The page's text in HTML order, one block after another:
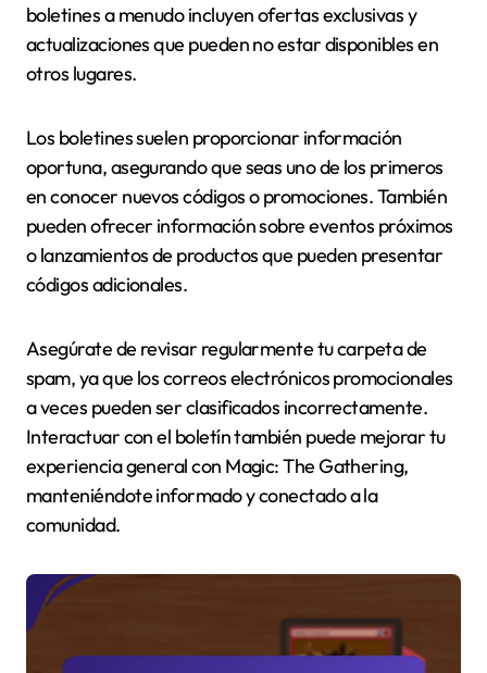
boletines a menudo incluyen ofertas exclusivas y
actualizaciones que pueden no estar disponibles en
otros lugares.
Los boletines suelen proporcionar información
oportuna, asegurando que seas uno de los primeros
en conocer nuevos códigos o promociones. También
pueden ofrecer información sobre eventos próximos
o lanzamientos de productos que pueden presentar
códigos adicionales.
Asegúrate de revisar regularmente tu carpeta de
spam, ya que los correos electrónicos promocionales
a veces pueden ser clasificados incorrectamente.
Interactuar con el boletín también puede mejorar tu
experiencia general con Magic: The Gathering,
manteniéndote informado y conectado a la
comunidad.